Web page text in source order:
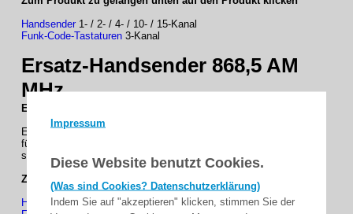
Impressum
Diese Website benutzt Cookies.
(Was sind Cookies? Datenschutzerklärung)
Indem Sie auf "akzeptieren" klicken, stimmen Sie der
Handsender 1- / 2- / 4- / 10- / 15-Kanal
Funk-Code-Tastaturen 3-Kanal
Ersatz-Handsender 868,5 AM
MHz
Ersatz Sender + Funkmodul
Ersatz-Handsender und Funkmodul
für Weller, Roma, Alulux sowie Bernal Handsender
sowie Funkempfänger und Steuerungen mit 868,5 MHz AM
Zum Produkt zu gelangen unten auf den Produkt klicken
Handsender